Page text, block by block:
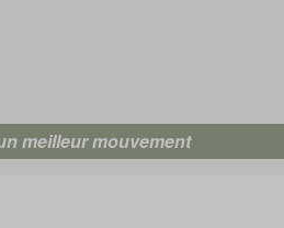
meilleur mouvement